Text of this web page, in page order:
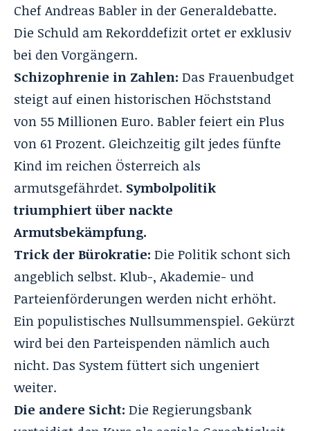
Chef Andreas Babler in der Generaldebatte.
Die Schuld am Rekorddefizit ortet er exklusiv
bei den Vorgängern.
Schizophrenie in Zahlen: Das Frauenbudget
steigt auf einen historischen Höchststand
von 55 Millionen Euro. Babler feiert ein Plus
von 61 Prozent. Gleichzeitig gilt jedes fünfte
Kind im reichen Österreich als
armutsgefährdet. Symbolpolitik
triumphiert über nackte
Armutsbekämpfung.
Trick der Bürokratie: Die Politik schont sich
angeblich selbst. Klub-, Akademie- und
Parteienförderungen werden nicht erhöht.
Ein populistisches Nullsummenspiel. Gekürzt
wird bei den Parteispenden nämlich auch
nicht. Das System füttert sich ungeniert
weiter.
Die andere Sicht: Die Regierungsbank